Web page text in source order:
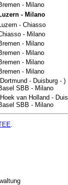
- Milano
- Milano
- Chiasso
- Milano
- Milano
- Milano
- Milano
- Milano
- Duisburg - )
SBB - Milano
van Holland -
SBB - Milano
.